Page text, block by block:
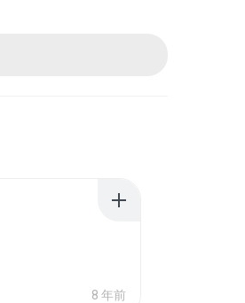
8 年前